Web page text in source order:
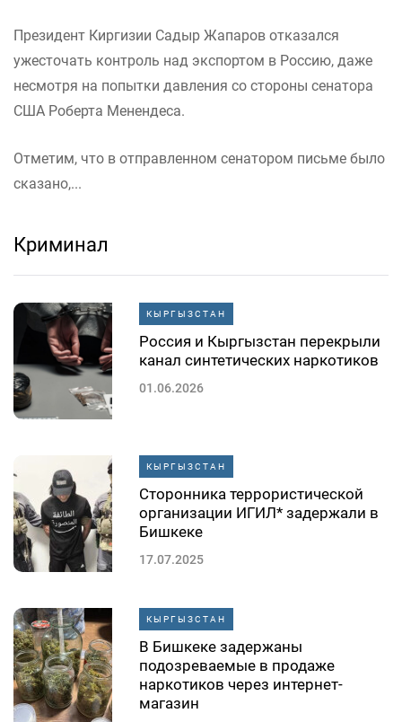
Президент Киргизии Садыр Жапаров отказался
ужесточать контроль над экспортом в Россию, даже
несмотря на попытки давления со стороны сенатора
США Роберта Менендеса.
Отметим, что в отправленном сенатором письме было
сказано,...
Криминал
КЫРГЫЗСТАН
Россия и Кыргызстан перекрыли
канал синтетических наркотиков
01.06.2026
КЫРГЫЗСТАН
Сторонника террористической
организации ИГИЛ* задержали в
Бишкеке
17.07.2025
КЫРГЫЗСТАН
В Бишкеке задержаны
подозреваемые в продаже
наркотиков через интернет-
магазин